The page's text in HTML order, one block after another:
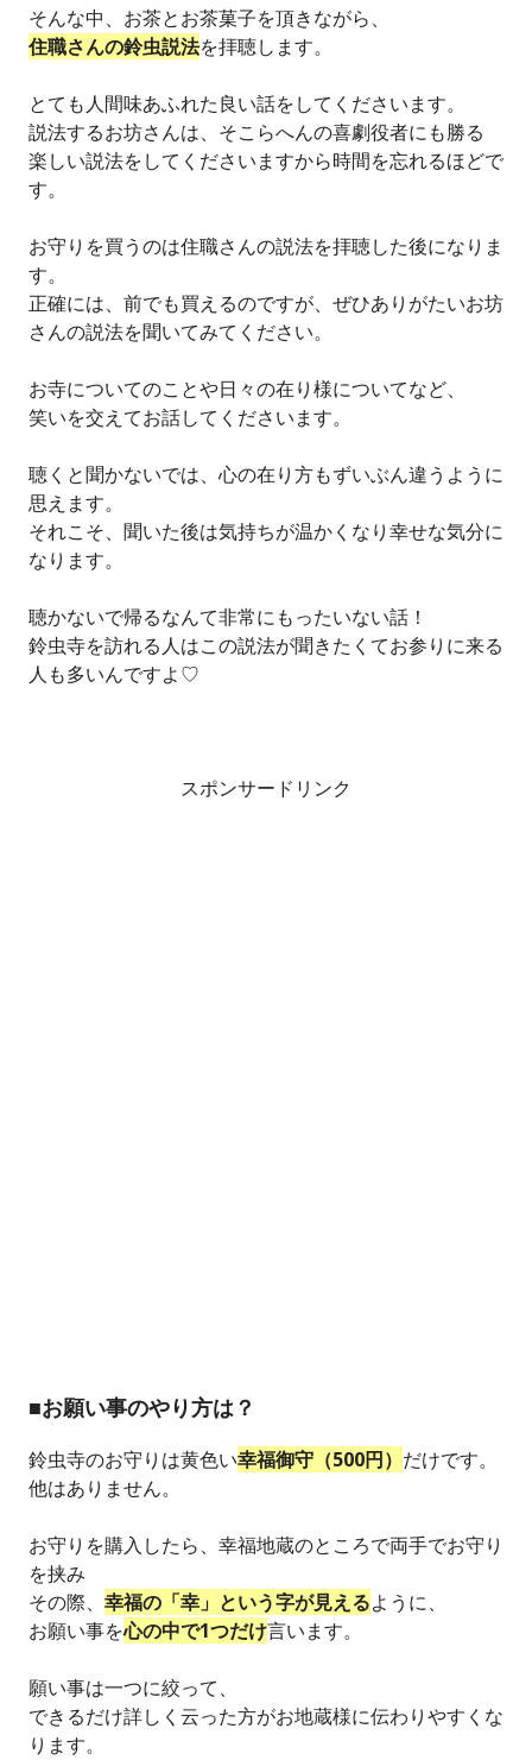
そんな中、お茶とお茶菓子を頂きながら、
住職さんの鈴虫説法を拝聴します。
とても人間味あふれた良い話をしてくださいます。
説法するお坊さんは、そこらへんの喜劇役者にも勝る
楽しい説法をしてくださいますから時間を忘れるほどで
す。
お守りを買うのは住職さんの説法を拝聴した後になりま
す。
正確には、前でも買えるのですが、ぜひありがたいお坊
さんの説法を聞いてみてください。
お寺についてのことや日々の在り様についてなど、
笑いを交えてお話してくださいます。
聴くと聞かないでは、心の在り方もずいぶん違うように
思えます。
それこそ、聞いた後は気持ちが温かくなり幸せな気分に
なります。
聴かないで帰るなんて非常にもったいない話！
鈴虫寺を訪れる人はこの説法が聞きたくてお参りに来る
人も多いんですよ♡
スポンサードリンク
■お願い事のやり方は？
鈴虫寺のお守りは黄色い幸福御守（500円） だけです。
他はありません。
お守りを購入したら、幸福地蔵のところで両手でお守り
を挟み
その際、 幸福の「幸」という字が見えるように、
お願い事を心の中で1つだけ言います。
願い事は一つに絞って、
できるだけ詳しく云った方がお地蔵様に伝わりやすくな
ります。